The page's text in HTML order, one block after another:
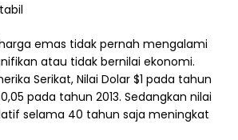
emas tidak pernah mengalami
atau tidak bernilai ekonomi.
Serikat, Nilai Dolar $1 pada tahun
pada tahun 2013. Sedangkan nilai
selama 40 tahun saja meningkat